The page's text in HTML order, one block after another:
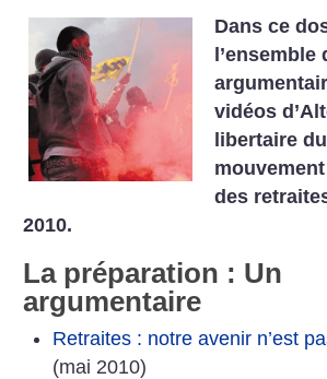
Dans ce
vidéos
libertaire
des
2010.
La préparation : Un
argumentaire
Retraites : notre avenir n’est
(mai 2010)